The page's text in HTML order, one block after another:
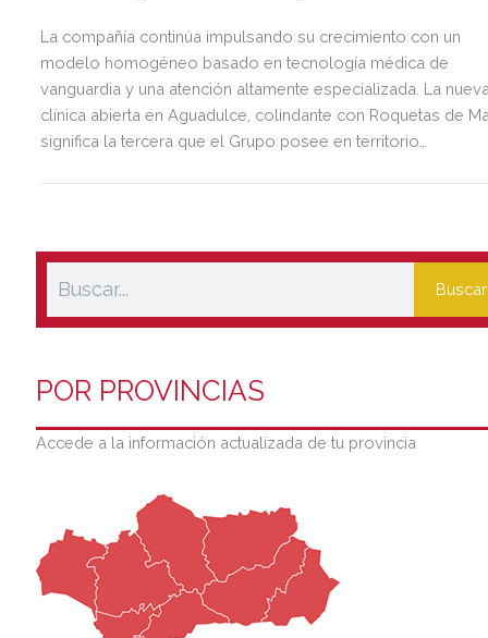
La compañía continúa impulsando su crecimiento con un
modelo homogéneo basado en tecnología médica de
vanguardia y una atención altamente especializada. La
clínica abierta en Aguadulce, colindante con Roquetas de
significa la tercera que el Grupo posee en territorio
Buscar
POR PROVINCIAS
Accede a la información actualizada de tu provincia